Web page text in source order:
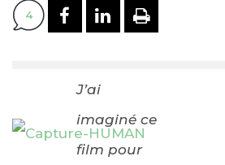
4 PARTAGER
J’ai
imaginé ce
film pour